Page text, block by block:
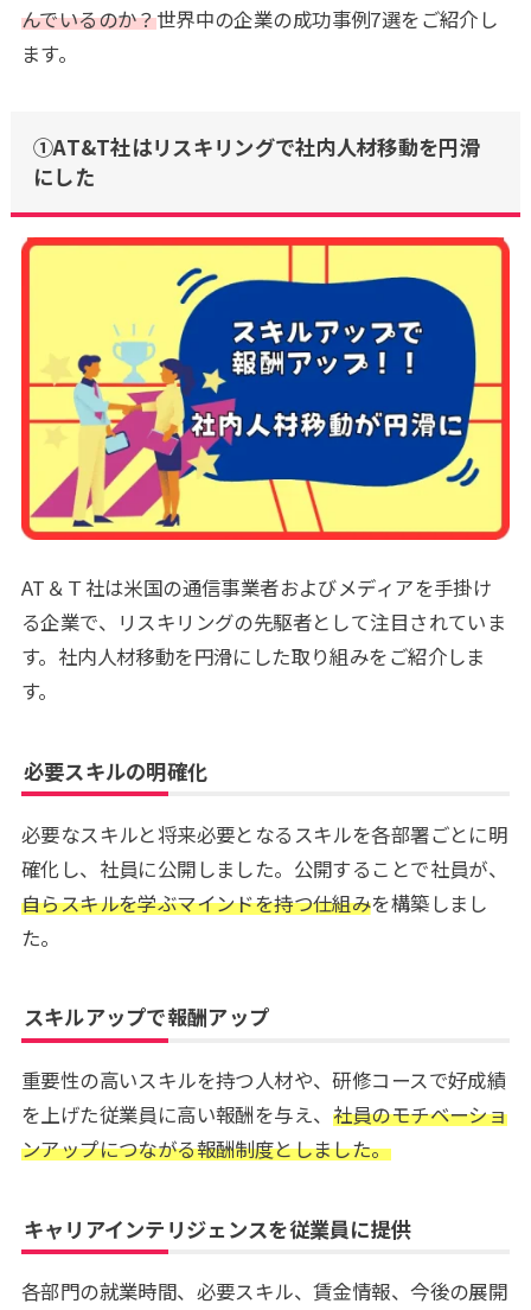
んでいるのか？世界中の企業の成功事例7選をご紹介し
ます。
①AT&T社はリスキリングで社内人材移動を円滑
にした
AT＆Ｔ社は米国の通信事業者およびメディアを手掛け
る企業で、リスキリングの先駆者として注目されていま
す。社内人材移動を円滑にした取り組みをご紹介しま
す。
必要スキルの明確化
必要なスキルと将来必要となるスキルを各部署ごとに明
確化し、社員に公開しました。公開することで社員が、
自らスキルを学ぶマインドを持つ仕組みを構築しまし
た。
スキルアップで報酬アップ
重要性の高いスキルを持つ人材や、研修コースで好成績
を上げた従業員に高い報酬を与え、 社員のモチベーショ
ンアップにつながる報酬制度としました。
キャリアインテリジェンスを従業員に提供
各部門の就業時間、必要スキル、賃金情報、今後の展開